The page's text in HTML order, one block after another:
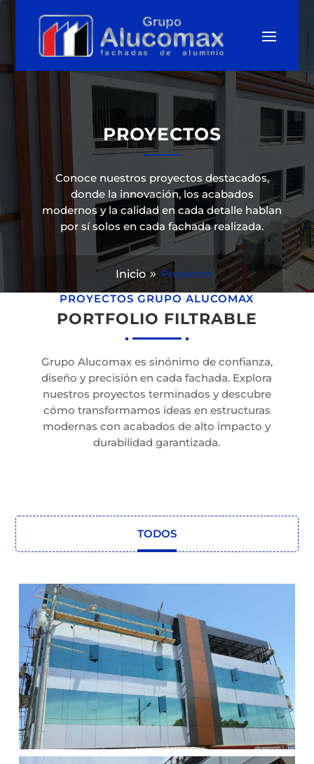
PROYECTOS
Conoce nuestros proyectos destacados,
donde la innovación, los acabados
modernos y la calidad en cada detalle hablan
por sí solos en cada fachada realizada.
Inicio Proyectos
PROYECTOS GRUPO ALUCOMAX
PORTFOLIO FILTRABLE
Grupo Alucomax es sinónimo de confianza,
diseño y precisión en cada fachada. Explora
nuestros proyectos terminados y descubre
cómo transformamos ideas en estructuras
modernas con acabados de alto impacto y
durabilidad garantizada.
TODOS